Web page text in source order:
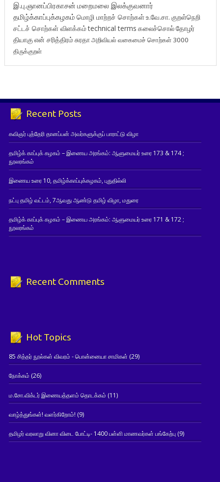
இ.பு.ஞானப்பிரகாசன் மறைமலை இலக்குவனார்
தமிழ்க்காப்புக்கழகம் மொழி மாற்றச் சொற்கள்உ.வே.சா. குறள்நெறி
சட்டச் சொற்கள் விளக்கம்technical terms கலைச்சொல்தோழர்
தியாகுஎன் சரித்திரம்சுரதாஅறிவியல் வகைமைச் சொற்கள் 3000
திருக்குறள்
Recent Posts
கவிஞர் புத்தேரி தானப்பன் அவர்களுக்குப் பாராட்டு விழா
தமிழ்க் காப்புக் கழகம் – இணைய அரங்கம்: ஆளுமையர் உரை 173 & 174 ;
நூலரங்கம்
இணைய உரை 10, தமிழ்க்காப்புக்கழகம், புதுதில்லி
நட்பு தமிழ் வட்டம், 7ஆவது ஆண்டு தமிழ் விழா, மதுரை
தமிழ்க் காப்புக் கழகம் – இணைய அரங்கம்: ஆளுமையர் உரை 171 & 172 ;
நூலரங்கம்
Recent Comments
Hot Topics
85 சித்தர் நூல்கள் விவரம் - பொன்னையா சாமிகள் (29)
நோக்கம் (26)
ம.சோ.விக்டர் இணையத்தளம் தொடக்கம் (11)
வாழ்த்துங்கள்! வளர்கிறோம்! (9)
தமிழர் வரலாறு வினா விடை போட்டி- 1400 பள்ளி மாணவர்கள் பங்கேற்பு(9)